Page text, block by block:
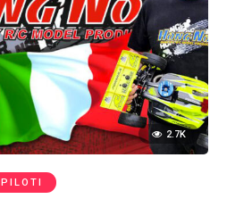
2.7K
PILOTI